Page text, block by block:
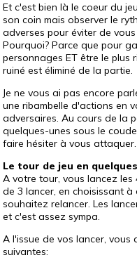
Et c'est bien là le coeur du
son coin mais observer le
adverses pour éviter de
Pourquoi? Parce que pour
personnages ET être le plus
ruiné est éliminé de la partie.
Je ne vous ai pas encore
une ribambelle d'actions en
adversaires. Au cours de la
quelques-unes sous le
faire hésiter à vous attaquer.
Le tour de jeu en
A votre tour, vous lancez les
de 3 lancer, en choisissant
souhaitez relancer. Les
et c'est assez sympa.
A l'issue de vos lancer, vous
suivantes: